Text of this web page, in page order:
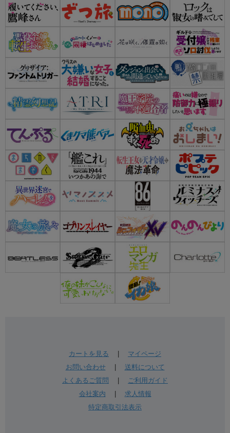
カートを見る
マイページ
お問い合わせ| 送料について
よくあるご質問
ご利用ガイド
会社案内
求人情報
特定商取引法表示